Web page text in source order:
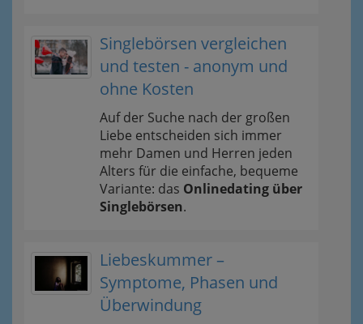
Singlebörsen vergleichen
und testen - anonym und
ohne Kosten
Auf der Suche nach der großen
Liebe entscheiden sich immer
mehr Damen und Herren jeden
Alters für die einfache, bequeme
Variante: das Onlinedating über
Singlebörsen.
Liebeskummer –
Symptome, Phasen und
Überwindung